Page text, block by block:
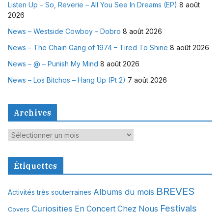
Listen Up – So, Reverie – All You See In Dreams (EP) 8 août
2026
News – Westside Cowboy – Dobro 8 août 2026
News – The Chain Gang of 1974 – Tired To Shine 8 août 2026
News – @ – Punish My Mind 8 août 2026
News – Los Bitchos – Hang Up (Pt 2) 7 août 2026
Archives
A
c
v
e
Étiquettes
Activités très souterraines Albums du mois BREVES
Covers Curiosities En Concert Chez Nous Festivals